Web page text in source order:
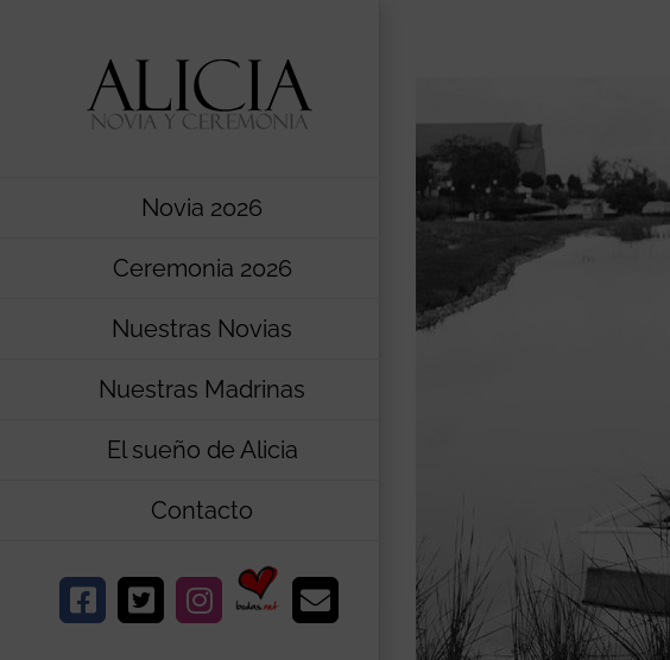
Novia 2026
Ceremonia 2026
Nuestras Novias
Nuestras Madrinas
El sueño de Alicia
Contacto
Facebook
X Instagram
Bodas.net
Correo
electrónico